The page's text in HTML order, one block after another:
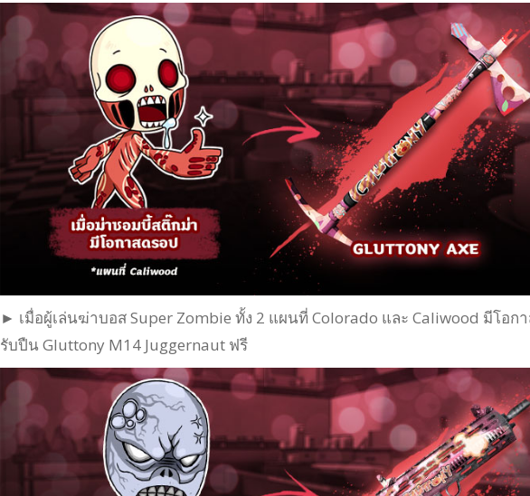
► เมื่อผู้เล่นฆ่าบอส Super Zombie ทั้ง 2 แผนที่ Colorado และ Caliwood มีโอก
รับปืน Gluttony M14 Juggernaut ฟรี